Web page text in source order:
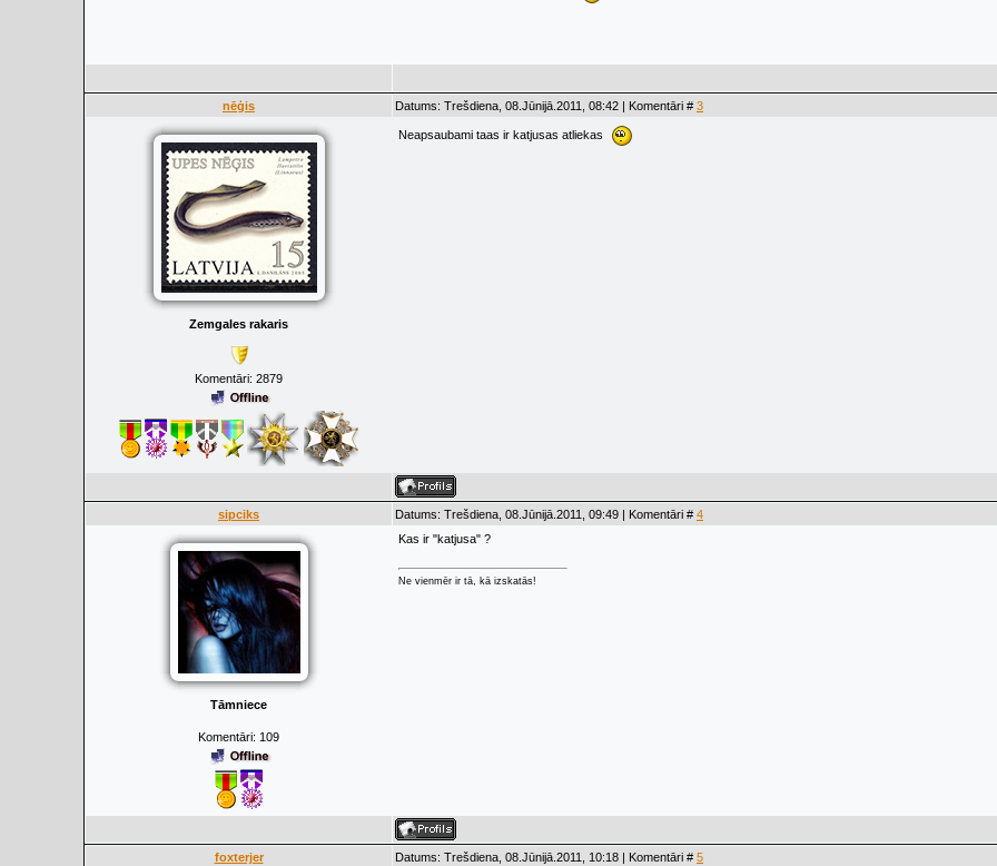
nēģis Datums: Trešdiena, 08.Jūnijā.2011, 08:42 | Komentāri # 3
Zemgales rakaris
Komentāri: 2879
Neapsaubami taas ir katjusas atliekas
sipciks Datums: Trešdiena, 08.Jūnijā.2011, 09:49 | Komentāri # 4
Tāmniece
Komentāri: 109
Kas ir "katjusa" ?
Ne vienmēr ir tā, kā izskatās!
foxterjer Datums: Trešdiena, 08.Jūnijā.2011, 10:18 | Komentāri # 5